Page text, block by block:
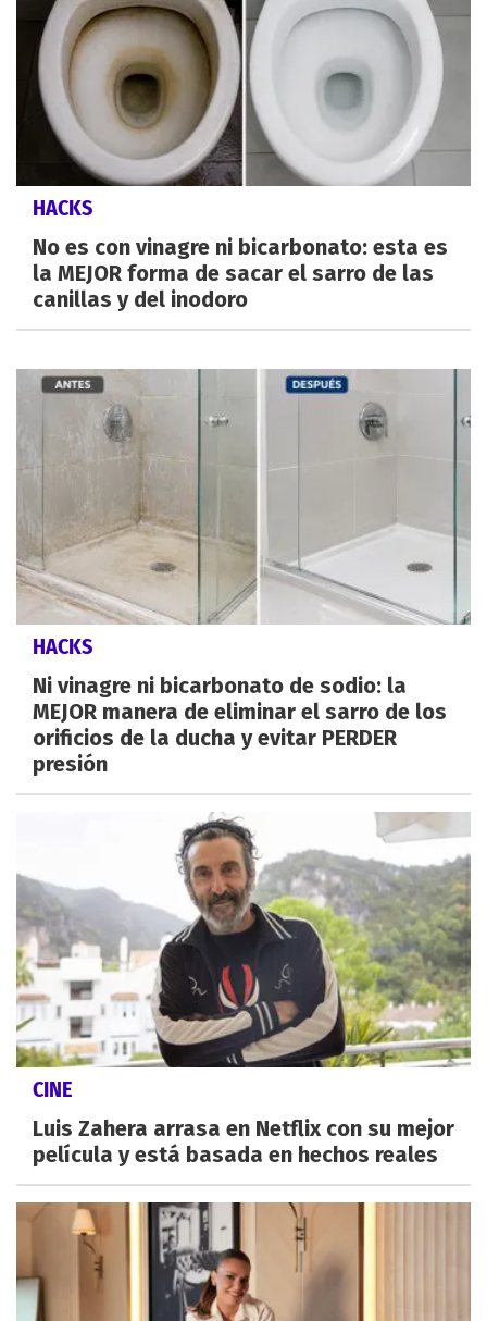
HACKS
No es con vinagre ni bicarbonato: esta es
la MEJOR forma de sacar el sarro de las
canillas y del inodoro
HACKS
Ni vinagre ni bicarbonato de sodio: la
MEJOR manera de eliminar el sarro de los
orificios de la ducha y evitar PERDER
presión
CINE
Luis Zahera arrasa en Netflix con su mejor
película y está basada en hechos reales